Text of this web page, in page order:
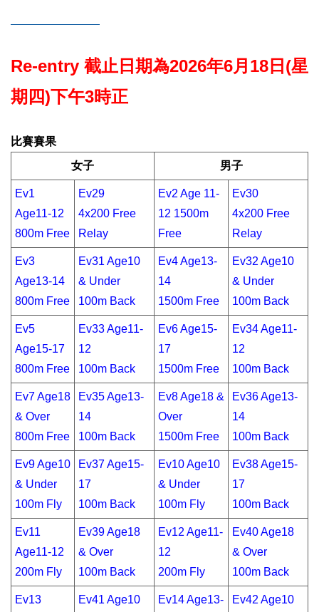
Re-entry 截止日期為2026年6月18日(星
期四)下午3時正
比賽賽果
女子
男子
Ev1
Age11-12
800m Free
Ev29
4x200 Free
Relay
Ev2 Age 11-
12 1500m
Free
Ev30
4x200 Free
Relay
Ev3
Age13-14
800m Free
Ev31 Age10
& Under
100m Back
Ev4 Age13-
14
1500m Free
Ev32 Age10
& Under
100m Back
Ev5
Age15-17
800m Free
Ev33 Age11-
12
100m Back
Ev6 Age15-
17
1500m Free
Ev34 Age11-
12
100m Back
Ev7 Age18
& Over
800m Free
Ev35 Age13-
14
100m Back
Ev8 Age18 &
Over
1500m Free
Ev36 Age13-
14
100m Back
Ev9 Age10
& Under
100m Fly
Ev37 Age15-
17
100m Back
Ev10 Age10
& Under
100m Fly
Ev38 Age15-
17
100m Back
Ev11
Age11-12
200m Fly
Ev39 Age18
& Over
100m Back
Ev12 Age11-
12
200m Fly
Ev40 Age18
& Over
100m Back
Ev13
Ev41 Age10
Ev14 Age13-
Ev42 Age10